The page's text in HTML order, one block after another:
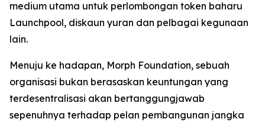
medium utama untuk perlombongan token baharu
Launchpool, diskaun yuran dan pelbagai kegunaan
lain.
Menuju ke hadapan, Morph Foundation, sebuah
organisasi bukan berasaskan keuntungan yang
terdesentralisasi akan bertanggungjawab
sepenuhnya terhadap pelan pembangunan jangka